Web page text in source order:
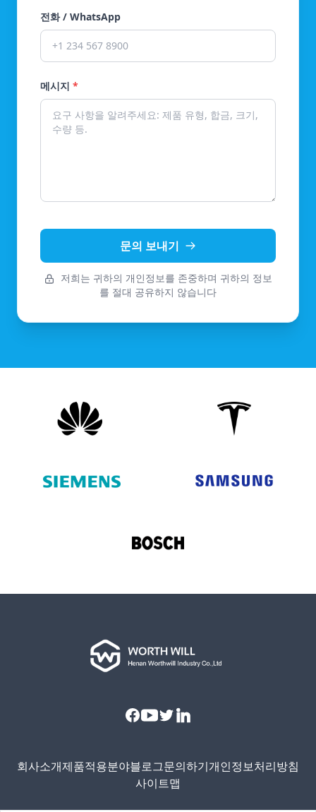
전화 / WhatsApp
메시지 *
문의 보내기
저희는 귀하의 개인정보를 존중하며 귀하의 정보
를 절대 공유하지 않습니다
Facebook
Youtube
TwitterLinkedin
회사소개제품적용분야블로그문의하기개인정보처리방침
사이트맵